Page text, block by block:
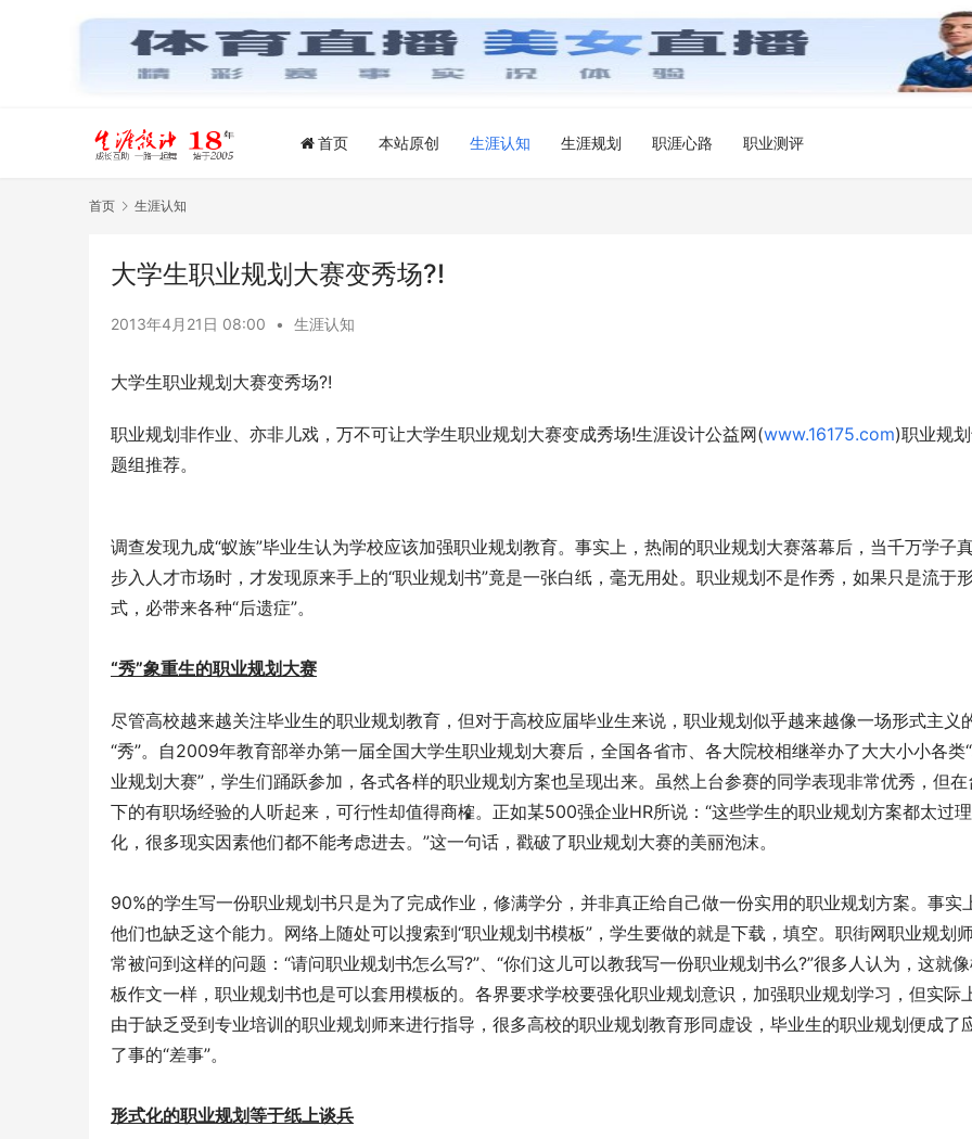
首页 本站原创 生涯认知 生涯规划 职涯心路 职业测评
首页 生涯认知
大学生职业规划大赛变秀场?!
2013年4月21日 08:00 • 生涯认知
大学生职业规划大赛变秀场?!
职业规划非作业、亦非儿戏，万不可让大学生职业规划大赛变成秀场!生涯设计公益网(www.16175.com)职业规
题组推荐。
调查发现九成“蚁族”毕业生认为学校应该加强职业规划教育。事实上，热闹的职业规划大赛落幕后，当千万学子
步入人才市场时，才发现原来手上的“职业规划书”竟是一张白纸，毫无用处。职业规划不是作秀，如果只是流于
式，必带来各种“后遗症”。
“秀”象重生的职业规划大赛
尽管高校越来越关注毕业生的职业规划教育，但对于高校应届毕业生来说，职业规划似乎越来越像一场形式主义
“秀”。自2009年教育部举办第一届全国大学生职业规划大赛后，全国各省市、各大院校相继举办了大大小小各类
业规划大赛”，学生们踊跃参加，各式各样的职业规划方案也呈现出来。虽然上台参赛的同学表现非常优秀，但在
下的有职场经验的人听起来，可行性却值得商榷。正如某500强企业HR所说：“这些学生的职业规划方案都太过
化，很多现实因素他们都不能考虑进去。”这一句话，戳破了职业规划大赛的美丽泡沫。
90%的学生写一份职业规划书只是为了完成作业，修满学分，并非真正给自己做一份实用的职业规划方案。事实
他们也缺乏这个能力。网络上随处可以搜索到“职业规划书模板”，学生要做的就是下载，填空。职街网职业规划
常被问到这样的问题：“请问职业规划书怎么写?”、“你们这儿可以教我写一份职业规划书么?”很多人认为，这就
板作文一样，职业规划书也是可以套用模板的。各界要求学校要强化职业规划意识，加强职业规划学习，但实际
由于缺乏受到专业培训的职业规划师来进行指导，很多高校的职业规划教育形同虚设，毕业生的职业规划便成了
了事的“差事”。
形式化的职业规划等于纸上谈兵